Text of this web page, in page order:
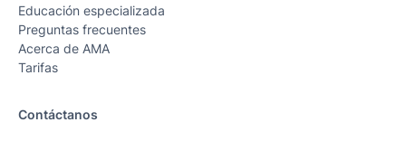
Educación especializada
Preguntas frecuentes
Acerca de AMA
Tarifas
Contáctanos